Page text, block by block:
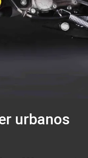
urbanos